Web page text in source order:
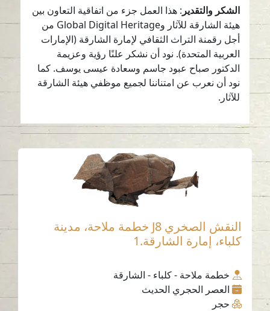
الشكر والتقدير: هذا العمل جزء من اتفاقية التعاون بين
هيئة الشارقة للآثار وGlobal Digital Heritage من
أجل رقمنة التراث الثقافي لإمارة الشارقة (الإمارات
العربية المتحدة). نود أن نشكر علنًا رؤية وعزيمة
الدكتور صباح عبود جاسم وسعادة عيسى يوسف. كما
نود أن نعرب عن امتناننا لجميع موظفي هيئة الشارقة
للآثار.
النقش الصخري J8 خطمة ملاحة، مدينة
كلباء، إمارة الشارقة.1
خطمة ملاحة - كلباء - الشارقة
العصر الحجري الحديث
حجر